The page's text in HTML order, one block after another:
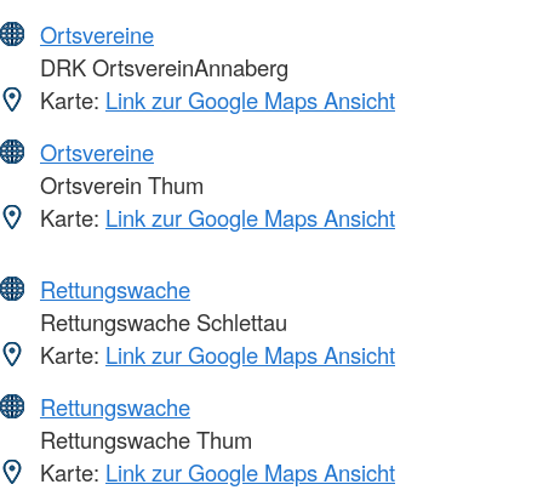
Ortsvereine
DRK OrtsvereinAnnaberg
Karte: Link zur Google Maps Ansicht
Ortsvereine
Ortsverein Thum
Karte: Link zur Google Maps Ansicht
Rettungswache
Rettungswache Schlettau
Karte: Link zur Google Maps Ansicht
Rettungswache
Rettungswache Thum
Karte: Link zur Google Maps Ansicht